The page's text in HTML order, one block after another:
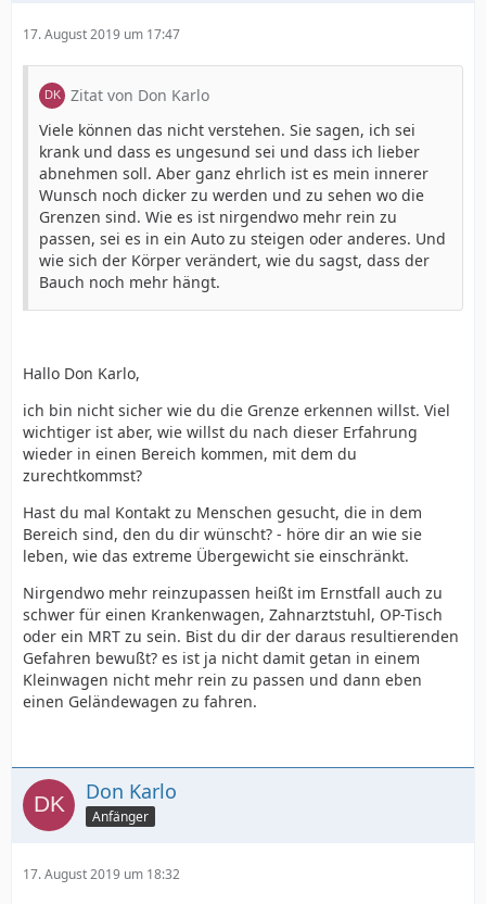
17. August 2019 um 17:47
Zitat von Don Karlo
Viele können das nicht verstehen. Sie sagen, ich sei
krank und dass es ungesund sei und dass ich lieber
abnehmen soll. Aber ganz ehrlich ist es mein innerer
Wunsch noch dicker zu werden und zu sehen wo die
Grenzen sind. Wie es ist nirgendwo mehr rein zu
passen, sei es in ein Auto zu steigen oder anderes. Und
wie sich der Körper verändert, wie du sagst, dass der
Bauch noch mehr hängt.
Hallo Don Karlo,
ich bin nicht sicher wie du die Grenze erkennen willst. Viel
wichtiger ist aber, wie willst du nach dieser Erfahrung
wieder in einen Bereich kommen, mit dem du
zurechtkommst?
Hast du mal Kontakt zu Menschen gesucht, die in dem
Bereich sind, den du dir wünscht? - höre dir an wie sie
leben, wie das extreme Übergewicht sie einschränkt.
Nirgendwo mehr reinzupassen heißt im Ernstfall auch zu
schwer für einen Krankenwagen, Zahnarztstuhl, OP-Tisch
oder ein MRT zu sein. Bist du dir der daraus resultierenden
Gefahren bewußt? es ist ja nicht damit getan in einem
Kleinwagen nicht mehr rein zu passen und dann eben
einen Geländewagen zu fahren.
Don Karlo
Anfänger
17. August 2019 um 18:32